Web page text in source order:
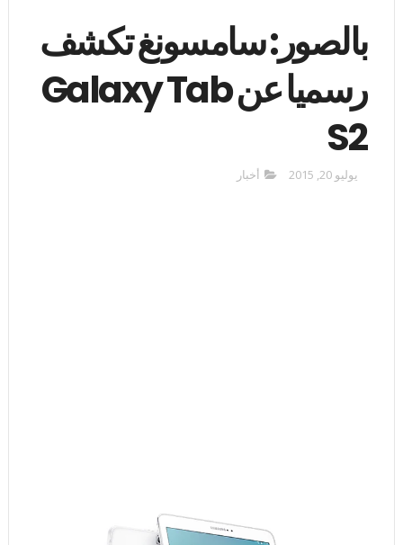
بالصور: سامسونغ تكشف
رسميا عن Galaxy Tab
S2
يوليو 20, 2015 أخبار